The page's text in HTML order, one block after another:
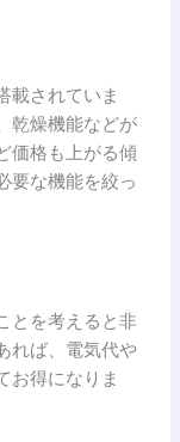
載されていま
乾燥機能などが
価格も上がる傾
要な機能を絞っ
とを考えると非
れば、電気代や
お得になりま